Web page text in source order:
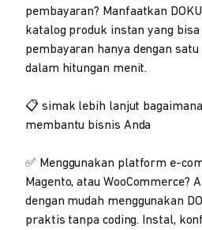
pembayaran? Manfaatkan
katalog produk instan yang
pembayaran hanya dengan
dalam hitungan menit.
📋 simak lebih lanjut bagaimana
membantu bisnis Anda
✅ Menggunakan platform e-
Magento, atau WooCommerce?
dengan mudah menggunakan
praktis tanpa coding. Instal,